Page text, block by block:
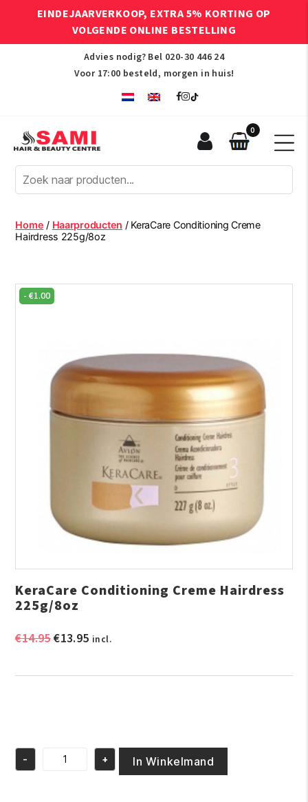
EINDEJAARVERKOOP, EXTRA 5% KORTING OP
VOLGENDE ONLINE BESTELLING
Advies nodig? Bel 020-30 446 24
Voor 17:00 besteld, morgen in huis!
Afro
Hair
Beauty
Centre
0
Home / Haarproducten / KeraCare Conditioning Creme
Hairdress 225g/8oz
-€1.00
KeraCare Conditioning Creme Hairdress
225g/8oz
€14.95Oorspronkelijke
€13.95Huidige
incl.
KeraCare
- + In Winkelmand